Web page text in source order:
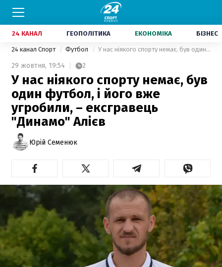
24 КАНАЛ ГЕОПОЛІТИКА ЕКОНОМІКА БІЗНЕС
24 канал Спорт Футбол У нас ніякого спорту немає, був один футбол, і його вже угробили, – ексгравець "Динамо" Алієв
29 жовтня, 19:54 2
У нас ніякого спорту немає, був
один футбол, і його вже
угробили, – ексгравець
"Динамо" Алієв
Юрій Семенюк